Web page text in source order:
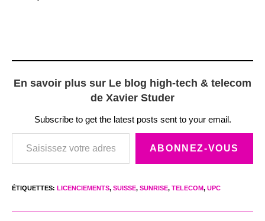
En savoir plus sur Le blog high-tech & telecom
de Xavier Studer
Subscribe to get the latest posts sent to your email.
Saisissez votre adresse e-mail…
ABONNEZ-VOUS
ÉTIQUETTES: LICENCIEMENTS, SUISSE, SUNRISE, TELECOM, UPC